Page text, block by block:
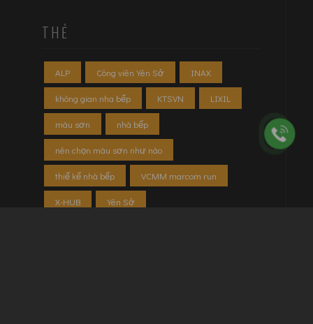
THẺ
ALP Công viên Yên Sở INAX
không gian nha bếp KTSVN LIXIL
màu sơn nhà bếp
nên chọn màu sơn như nào
thiế kế nhà bếp VCMM marcom run
X-HUB Yên Sở